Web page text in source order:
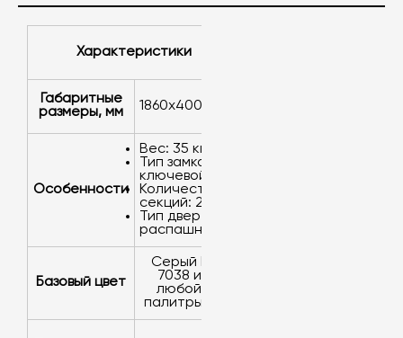
Характеристики
размеры, мм
1860х400х500
Особенности
Вес: 35 кг.
ключевой.
Количество
секций: 2.
распашные.
Базовый цвет
серый RAL
7038 или
любой из
палитры RAL